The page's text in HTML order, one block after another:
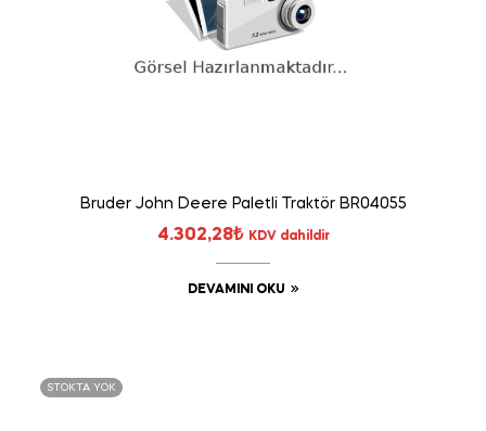
Bruder John Deere Paletli Traktör BR04055
4.302,28₺ KDV dahildir
DEVAMINI OKU
STOKTA YOK